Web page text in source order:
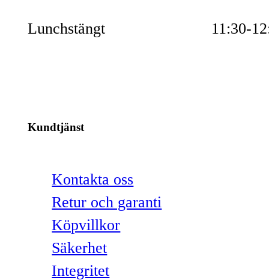
Lunchstängt 11:30-
Kundtjänst
Kontakta oss
Retur och garanti
Köpvillkor
Säkerhet
Integritet